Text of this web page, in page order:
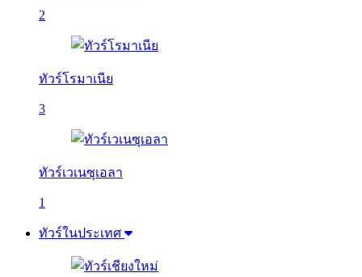
2
ทัวร์โรมาเนีย
3
ทัวร์เวเนซุเอลา
1
ทัวร์ในประเทศ